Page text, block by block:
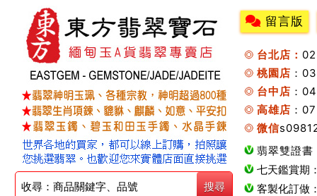
留言版
台北店：
桃園店 ：
台中店 ：
高雄店 ：
微信
翡翠雙證書
七天鑑賞期
客製化訂做